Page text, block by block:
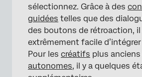
sélectionnez. Grâce à des
guidées telles que des
des boutons de rétroaction,
extrêmement facile
Pour les créatifs plus
autonomes, il y a quelques